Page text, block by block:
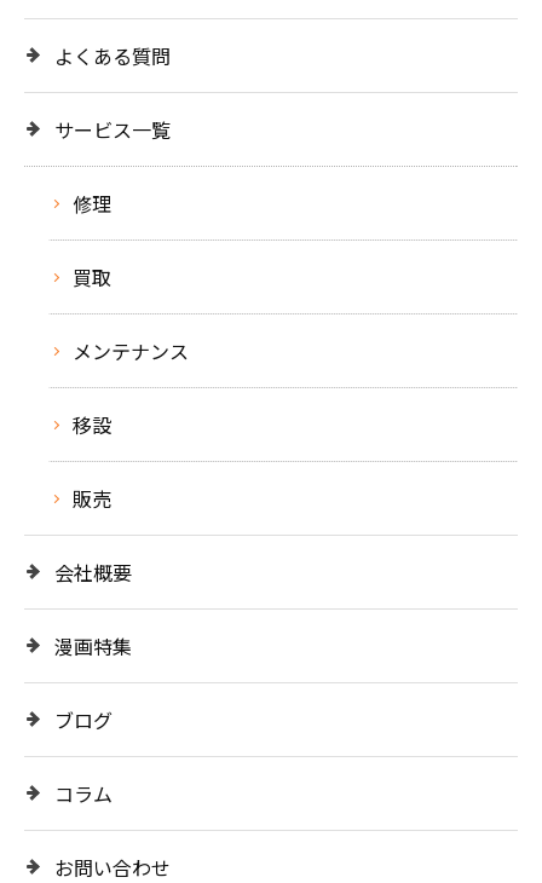
よくある質問
サービス一覧
修理
買取
メンテナンス
移設
販売
会社概要
漫画特集
ブログ
コラム
お問い合わせ